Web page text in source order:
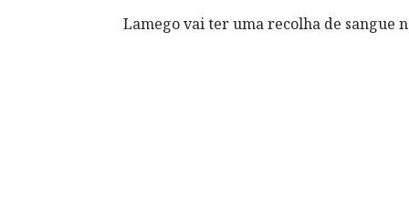
Lamego vai ter uma recolha de sangue